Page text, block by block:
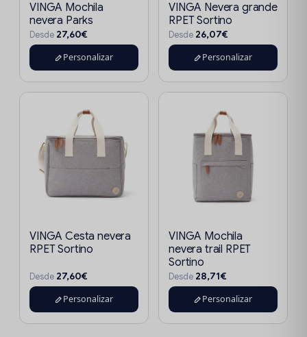
VINGA Mochila
nevera Parks
Desde 27,60€
Personalizar
VINGA Nevera grande
RPET Sortino
Desde 26,07€
Personalizar
VINGA Cesta nevera
RPET Sortino
Desde 27,60€
Personalizar
VINGA Mochila
nevera trail RPET
Sortino
Desde 28,71€
Personalizar